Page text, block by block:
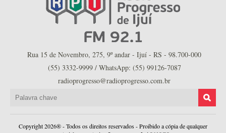
Rua 15 de Novembro, 275, 9º andar - Ijuí - RS - 98.700-000
(55) 3332-9999 / WhatsApp: (55) 99126-7087
radioprogresso@radioprogresso.com.br
Copyright 2026® - Todos os direitos reservados - Proibido a cópia de qualquer